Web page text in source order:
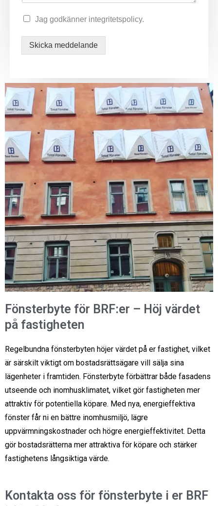
Jag godkänner integritetspolicy.
Skicka meddelande
Fönsterbyte för BRF:er – Höj värdet
på fastigheten
Regelbundna fönsterbyten höjer värdet på er fastighet, vilket
är särskilt viktigt om bostadsrättsägare vill sälja sina
lägenheter i framtiden. Fönsterbyte förbättrar både fasadens
utseende och inomhusklimatet, vilket gör fastigheten mer
attraktiv för potentiella köpare. Med nya, energieffektiva
fönster får ni en bättre inomhusmiljö, lägre
uppvärmningskostnader och högre energieffektivitet. Detta
gör bostadsrätterna mer attraktiva för köpare och stärker
fastighetens långsiktiga värde.
Kontakta oss för fönsterbyte i er BRF